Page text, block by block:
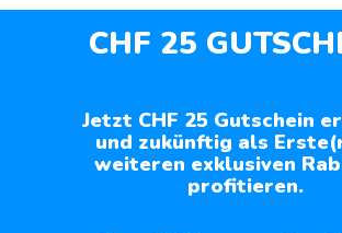
CHF 25
Jetzt CHF 25 Gutschein
und zukünftig als
weiteren exklusiven
profitieren.